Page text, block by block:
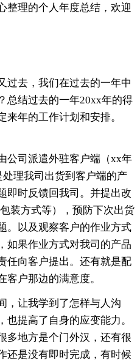
整理的个人年度总结，欢迎
过去，我们在过去的一年中
总结过去的一年20xx年的得
年的工作计划和安排。
公司派遣外驻客户端（xx年
理我司出货到客户端的产
即时反馈回我司。并提出改
装方式等），预防下次出货
。以及观察客户的作业方式
如果作业方式对我司的产品
任向客户提出。还有就是配
户那边的满意度。
，让我学到了怎样与人沟
提高了自身的应变能力。
多地方是个门外汉，还有很
还是没有即时完成，有时候